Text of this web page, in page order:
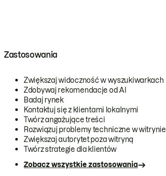
Zastosowania
Zwiększaj widoczność w wyszukiwarkach
Zdobywaj rekomendacje od AI
Badaj rynek
Kontaktuj się z klientami lokalnymi
Twórz angażujące treści
Rozwiązuj problemy techniczne w witrynie
Zwiększaj autorytet poza witryną
Twórz strategie dla klientów
Zobacz wszystkie zastosowania